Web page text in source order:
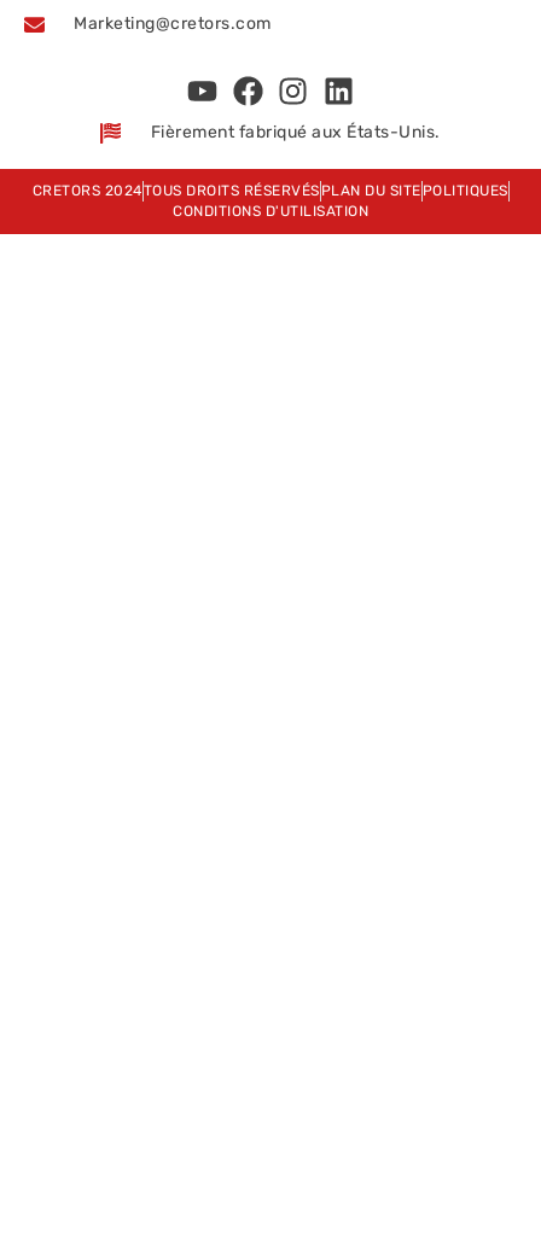
Marketing@cretors.com
Fièrement fabriqué aux États-Unis.
CRETORS 2024TOUS DROITS RÉSERVÉS PLAN DU SITE POLITIQUES
CONDITIONS D'UTILISATION